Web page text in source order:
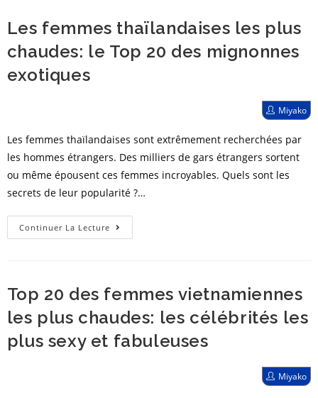
les
plus
mignonnes
chaudes
Les femmes thaïlandaises les plus
chaudes: le Top 20 des mignonnes
exotiques
Post
author:
Miyako
Les femmes thaïlandaises sont extrêmement recherchées par
les hommes étrangers. Des milliers de gars étrangers sortent
ou même épousent ces femmes incroyables. Quels sont les
secrets de leur popularité ?…
Continuer La Lecture
femmes
plus
chaudes:
Top
Top 20 des femmes vietnamiennes
les plus chaudes: les célébrités les
plus sexy et fabuleuses
Post
author:
Miyako